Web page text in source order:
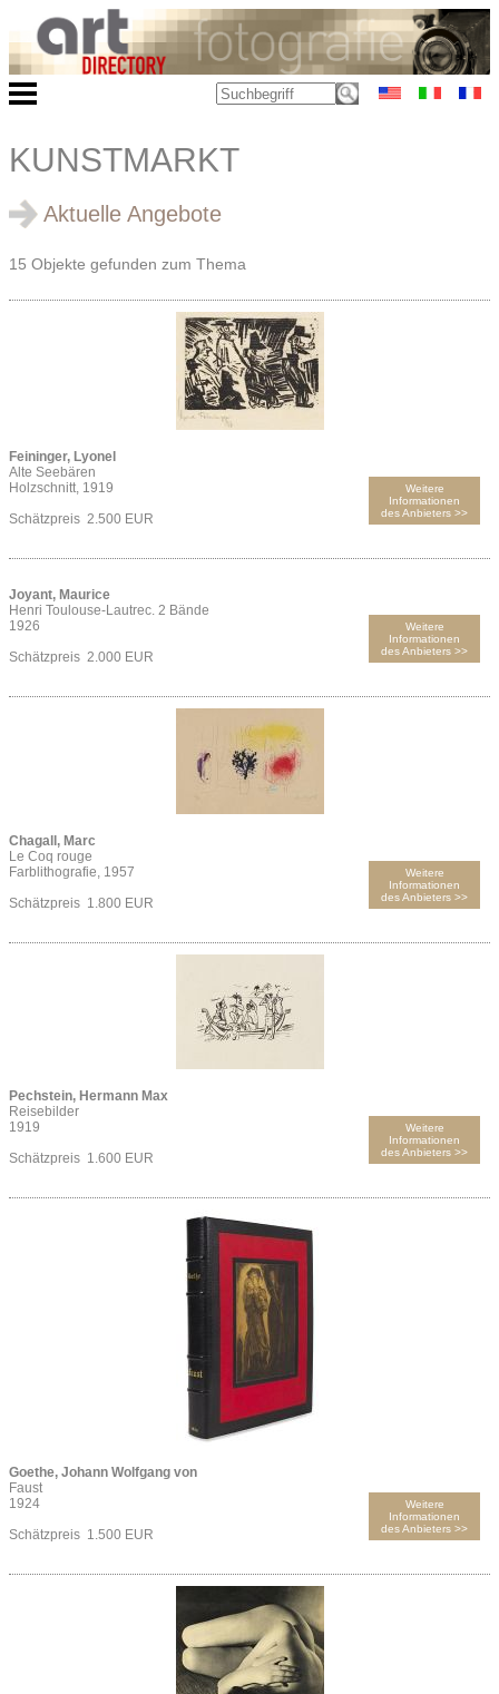
KUNSTMARKT
Aktuelle Angebote
15 Objekte gefunden zum Thema
Feininger, Lyonel
Alte Seebären
Holzschnitt, 1919
Schätzpreis 2.500 EUR
Weitere
Informationen
des Anbieters >>
Joyant, Maurice
Henri Toulouse-Lautrec. 2 Bände
1926
Schätzpreis 2.000 EUR
Weitere
Informationen
des Anbieters >>
Chagall, Marc
Le Coq rouge
Farblithografie, 1957
Schätzpreis 1.800 EUR
Weitere
Informationen
des Anbieters >>
Pechstein, Hermann Max
Reisebilder
1919
Schätzpreis 1.600 EUR
Weitere
Informationen
des Anbieters >>
Goethe, Johann Wolfgang von
Faust
1924
Schätzpreis 1.500 EUR
Weitere
Informationen
des Anbieters >>